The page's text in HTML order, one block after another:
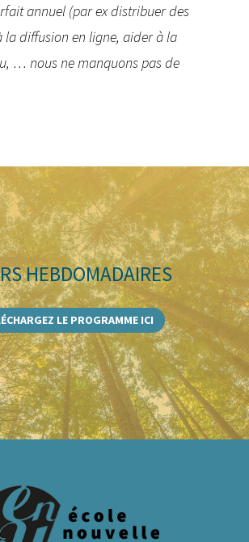
annuel (par ex distribuer des
la diffusion en ligne, aider à la
… nous ne manquons pas de
HEBDOMADAIRES
LE PROGRAMME ICI